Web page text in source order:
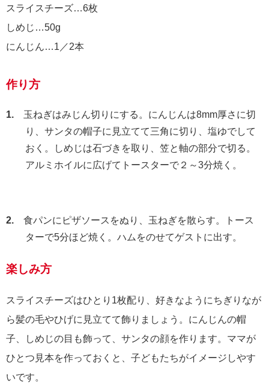
スライスチーズ…6枚
しめじ…50g
にんじん…1／2本
作り方
1. 玉ねぎはみじん切りにする。にんじんは8mm厚さに切
り、サンタの帽子に見立てて三角に切り、塩ゆでして
おく。しめじは石づきを取り、笠と軸の部分で切る。
アルミホイルに広げてトースターで２～3分焼く。
2. 食パンにピザソースをぬり、玉ねぎを散らす。トース
ターで5分ほど焼く。ハムをのせてゲストに出す。
楽しみ方
スライスチーズはひとり1枚配り、好きなようにちぎりなが
ら髪の毛やひげに見立てて飾りましょう。にんじんの帽
子、しめじの目も飾って、サンタの顔を作ります。ママが
ひとつ見本を作っておくと、子どもたちがイメージしやす
いです。